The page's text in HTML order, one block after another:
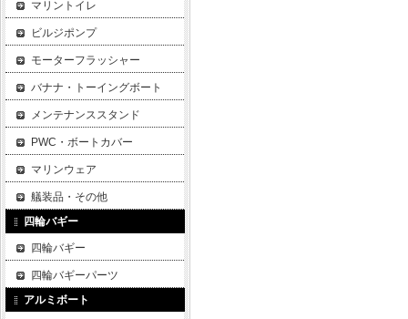
マリントイレ
ビルジポンプ
モーターフラッシャー
バナナ・トーイングボート
メンテナンススタンド
PWC・ボートカバー
マリンウェア
艤装品・その他
四輪バギー
四輪バギー
四輪バギーパーツ
アルミボート